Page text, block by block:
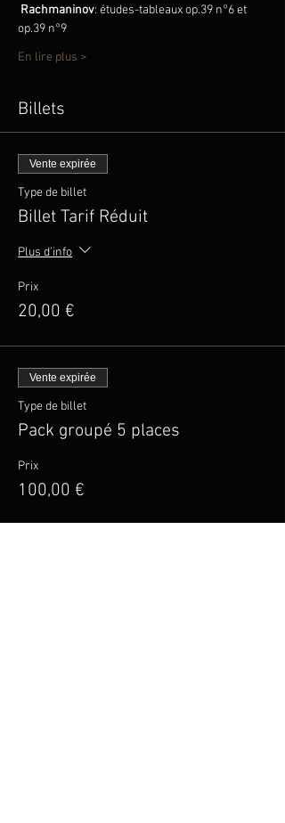
Rachmaninov: études-tableaux op.39 n°6 et
op.39 n°9
En lire plus >
Billets
Vente expirée
Type de billet
Billet Tarif Réduit
Plus d'info
Prix
20,00 €
Vente expirée
Type de billet
Pack groupé 5 places
Prix
100,00 €